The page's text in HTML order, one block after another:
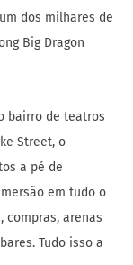
dos milhares de
Big Dragon
bairro de teatros
Street, o
a pé de
em tudo o
compras, arenas
Tudo isso a